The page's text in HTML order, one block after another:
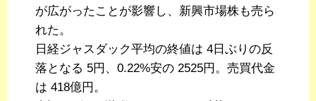
が広がったことが影響し、新興市場株も売ら
れた。
日経ジャスダック平均の終値は 4日ぶりの反
落となる 5円、0.22%安の 2525円。売買代金
は 418億円。